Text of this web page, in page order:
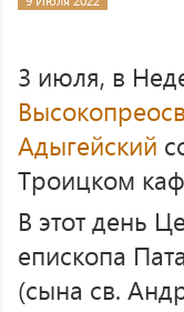
3 июля, в
Адыгейский
Троицком
В этот день
епископа
(сына св.